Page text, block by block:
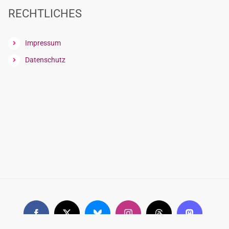
RECHTLICHES
Impressum
Datenschutz